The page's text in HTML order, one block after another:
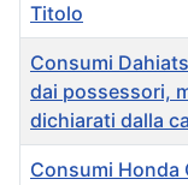
Titolo
Consumi
dai possessori,
dichiarati dalla
Consumi Honda